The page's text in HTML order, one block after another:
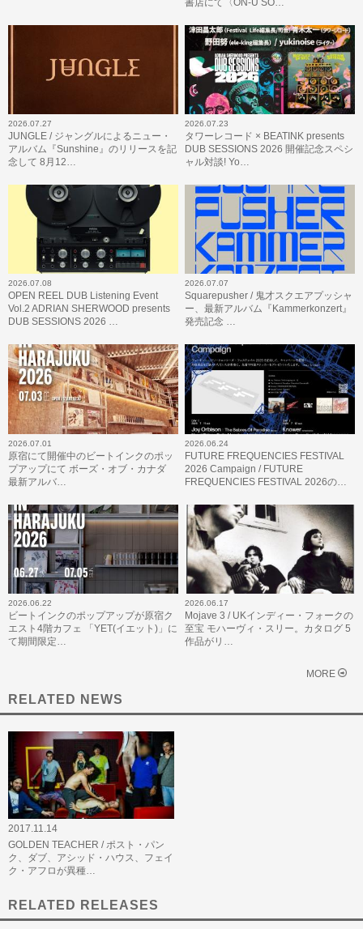
2026.07.27
JUNGLE / ジャングルによるニュー・
アルバム『Sunshine』のリリースを記
念して 8月12…
2026.07.23
タワーレコード × BEATINK presents
DUB SESSIONS 2026 開催記念スペシ
ャル対談! Yo…
2026.07.08
OPEN REEL DUB Listening Event
Vol.2 ADRIAN SHERWOOD presents
DUB SESSIONS 2026 …
2026.07.07
Squarepusher / 鬼才スクエアプッシャ
ー、最新アルバム『Kammerkonzert』
発売記念 …
2026.07.01
原宿にて開催中のビートインクのポッ
プアップにて ボーズ・オブ・カナダ
最新アルバ…
2026.06.24
FUTURE FREQUENCIES FESTIVAL
2026 Campaign / FUTURE
FREQUENCIES FESTIVAL 2026の…
2026.06.22
ビートインクのポップアップが原宿ク
エスト4階カフェ 「YET(イエット)」に
て期間限定…
2026.06.17
Mojave 3 / UKインディー・フォークの
至宝 モハーヴィ・スリー。カタログ 5
作品がリ…
MORE
RELATED NEWS
2017.11.14
GOLDEN TEACHER / ポスト・パン
ク、ダブ、アシッド・ハウス、フェイ
ク・アフロが異種…
RELATED RELEASES